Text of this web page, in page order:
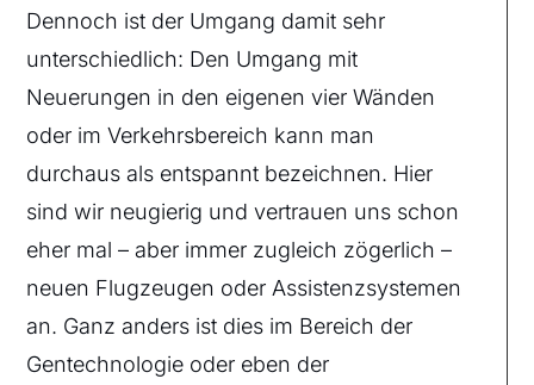
Dennoch ist der Umgang damit sehr
unterschiedlich: Den Umgang mit
Neuerungen in den eigenen vier Wänden
oder im Verkehrsbereich kann man
durchaus als entspannt bezeichnen. Hier
sind wir neugierig und vertrauen uns schon
eher mal – aber immer zugleich zögerlich –
neuen Flugzeugen oder Assistenzsystemen
an. Ganz anders ist dies im Bereich der
Gentechnologie oder eben der